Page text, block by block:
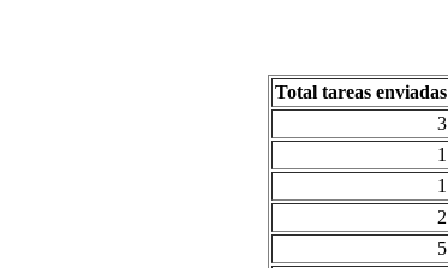
Total tareas enviadas
3
1
1
2
5